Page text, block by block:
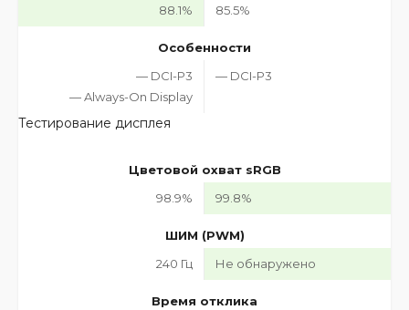
88.1%
85.5%
Особенности
— DCI-P3
— Always-On Display
— DCI-P3
Тестирование дисплея
Цветовой охват sRGB
98.9%
99.8%
ШИМ (PWM)
240 Гц
Не обнаружено
Время отклика